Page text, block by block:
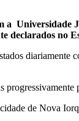
a Universidade
declarados no
diariamente
progressivamente
de Nova